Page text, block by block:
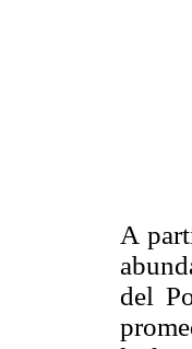
A
del